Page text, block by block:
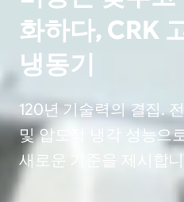
화하다, CRK
냉동기
120년 기술력의 결집.
및 압도적 냉각 성능으
새로운 기준을 제시합